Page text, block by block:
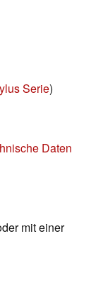
Serie)
Daten
mit einer